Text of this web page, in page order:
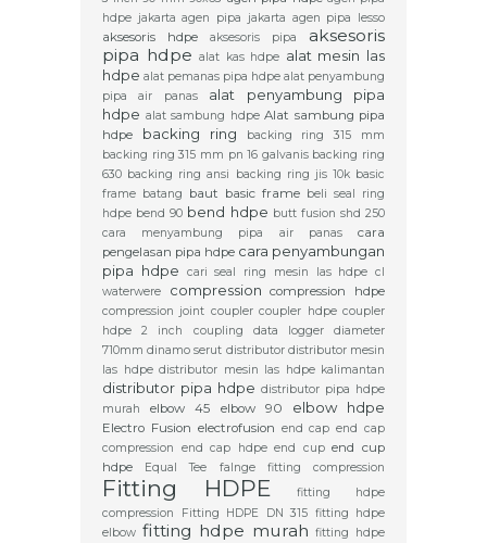
hdpe jakarta agen pipa jakarta agen pipa lesso
aksesoris hdpe aksesoris pipa
aksesoris
pipa hdpe alat kas hdpe alat mesin las
hdpe alat pemanas pipa hdpe alat penyambung
pipa air panas
alat penyambung pipa
hdpe alat sambung hdpe Alat sambung pipa
hdpe
backing ring
backing ring 315 mm
backing ring 315 mm pn 16 galvanis backing ring
630 backing ring ansi backing ring jis 10k basic
frame batang baut basic frame beli seal ring
hdpe bend 90 bend hdpe butt fusion shd 250
cara menyambung pipa air panas
cara
pengelasan pipa hdpe cara penyambungan
pipa hdpe
cari seal ring mesin las hdpe cl
waterwere
compression compression hdpe
compression joint coupler coupler hdpe coupler
hdpe 2 inch
coupling data logger
diameter
710mm dinamo serut distributor distributor mesin
las hdpe distributor mesin las hdpe kalimantan
distributor pipa hdpe distributor pipa hdpe
murah
elbow 45 elbow 90 elbow hdpe
Electro Fusion electrofusion end cap end cap
compression
end cap hdpe end cup end cup
hdpe
Equal Tee falnge fitting compression
Fitting HDPE
fitting hdpe
compression
Fitting HDPE DN 315 fitting hdpe
elbow fitting hdpe murah fitting hdpe